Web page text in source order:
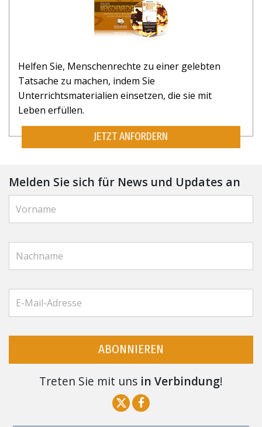
Helfen Sie, Menschenrechte zu einer gelebten
Tatsache zu machen, indem Sie
Unterrichtsmaterialien einsetzen, die sie mit
Leben erfüllen.
JETZT ANFORDERN
Melden Sie sich für News und Updates an
ABONNIEREN
Treten Sie mit uns in Verbindung!